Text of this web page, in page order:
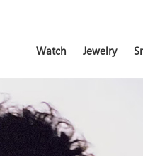
Watch Jewelry